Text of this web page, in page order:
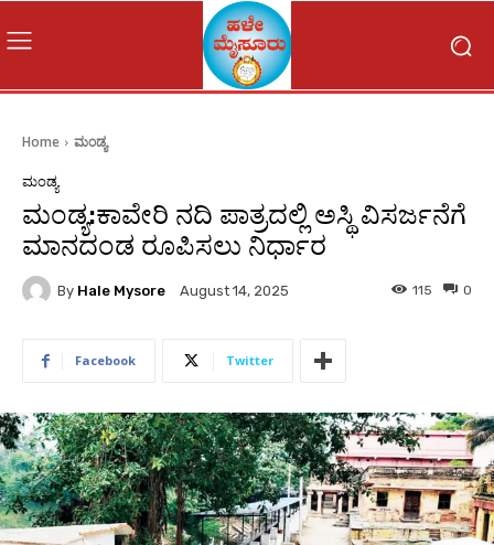
Home ಮಂಡ್ಯ
ಮಂಡ್ಯ
ಮಂಡ್ಯ:ಕಾವೇರಿ ನದಿ ಪಾತ್ರದಲ್ಲಿ ಅಸ್ಥಿ ವಿಸರ್ಜನೆಗೆ
ಮಾನದಂಡ ರೂಪಿಸಲು ನಿರ್ಧಾರ
By Hale Mysore August 14, 2025 0
115
Facebook Twitter